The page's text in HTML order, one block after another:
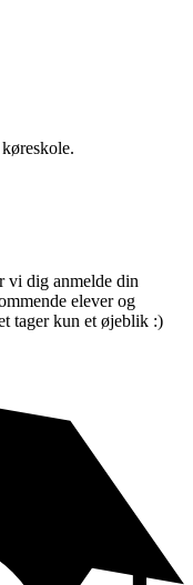
vi dig anmelde din
elever og
tager kun et øjeblik :)